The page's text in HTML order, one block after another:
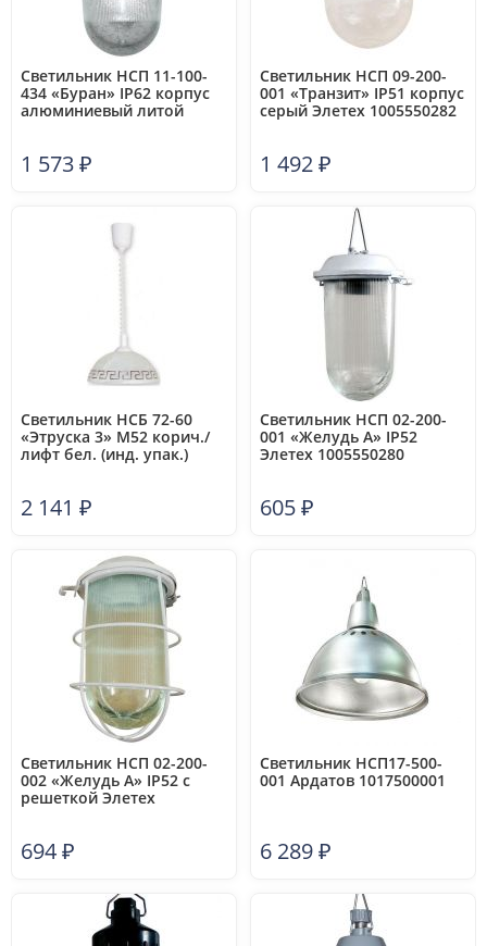
Светильник НСП 11-100-
434 «Буран» IP62 корпус
алюминиевый литой
1 573₽
Светильник НСП 09-200-
001 «Транзит» IP51 корпус
серый Элетех 1005550282
1 492₽
Светильник НСБ 72-60
«Этруска 3» М52 корич./
лифт бел. (инд. упак.)
2 141 ₽
Светильник НСП 02-200-
001 «Желудь А» IP52
Элетех 1005550280
605₽
Светильник НСП 02-200-
002 «Желудь А» IP52 с
решеткой Элетех
694₽
Светильник НСП17-500-
001 Ардатов 1017500001
6 289₽